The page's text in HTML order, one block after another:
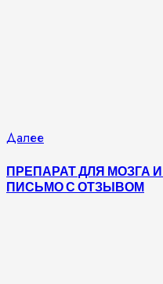
ДалееСледующая
ПРЕПАРАТ ДЛЯ МОЗГА
ПИСЬМО С ОТЗЫВОМ